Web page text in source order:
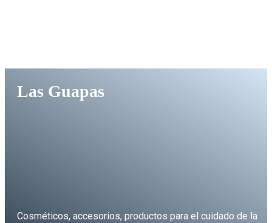
Las Guapas
Cosméticos, accesorios, productos para el cuidado de la